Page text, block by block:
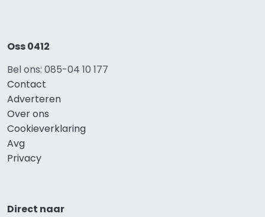
Oss 0412
Bel ons: 085-04 10 177
Contact
Adverteren
Over ons
Cookieverklaring
Avg
Privacy
Direct naar